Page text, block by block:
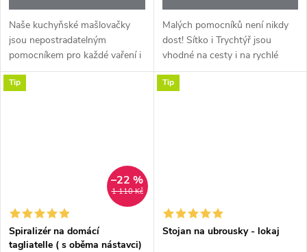
Naše kuchyňské mašlovačky
jsou nepostradatelným
pomocníkem pro každé vaření i
pečení. Díky kvalitnímu
potravinářskému silikonu bez
Malých pomocníků není nikdy
dost! Sítko i Trychtýř jsou
vhodné na cesty i na rychlé
použití ze šuplíku.
Tip
1 110 Kč
–22 %
Spiralizér na domácí
tagliatelle ( s oběma nástavci)
Tip
Stojan na ubrousky - lokaj